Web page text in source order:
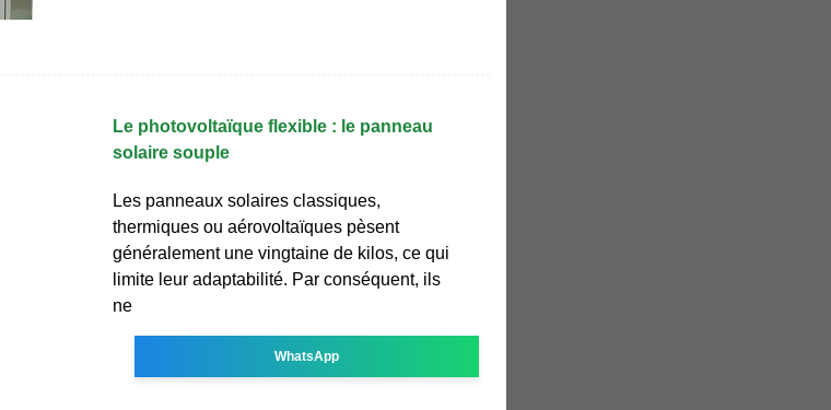
Le photovoltaïque flexible : le panneau
solaire souple
Les panneaux solaires classiques,
thermiques ou aérovoltaïques pèsent
généralement une vingtaine de kilos, ce qui
limite leur adaptabilité. Par conséquent, ils
ne
WhatsApp